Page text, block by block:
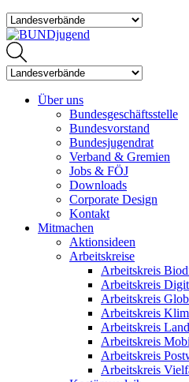
Über uns
Bundesgeschäftsstelle
Bundesvorstand
Bundesjugendrat
Verband & Gremien
Jobs & FÖJ
Downloads
Corporate Design
Kontakt
Mitmachen
Aktionsideen
Arbeitskreise
Arbeitskreis
Arbeitskreis
Arbeitskreis
Arbeitskreis
Arbeitskreis
Arbeitskreis
Arbeitskreis
Arbeitskreis